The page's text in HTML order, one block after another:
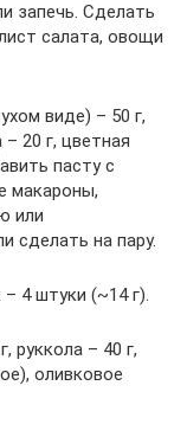
запечь. Сделать
салата, овощи
виде) – 50 г,
20 г, цветная
пасту с
макароны,
или
сделать на пару.
4 штуки (~14 г).
руккола – 40 г,
оливковое